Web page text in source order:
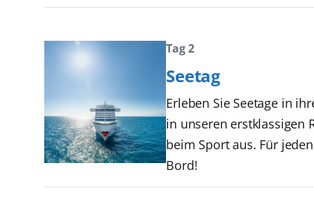
Tag 2
Seetag
Erleben Sie Seetage in
in unseren erstklassigen
beim Sport aus. Für
Bord!